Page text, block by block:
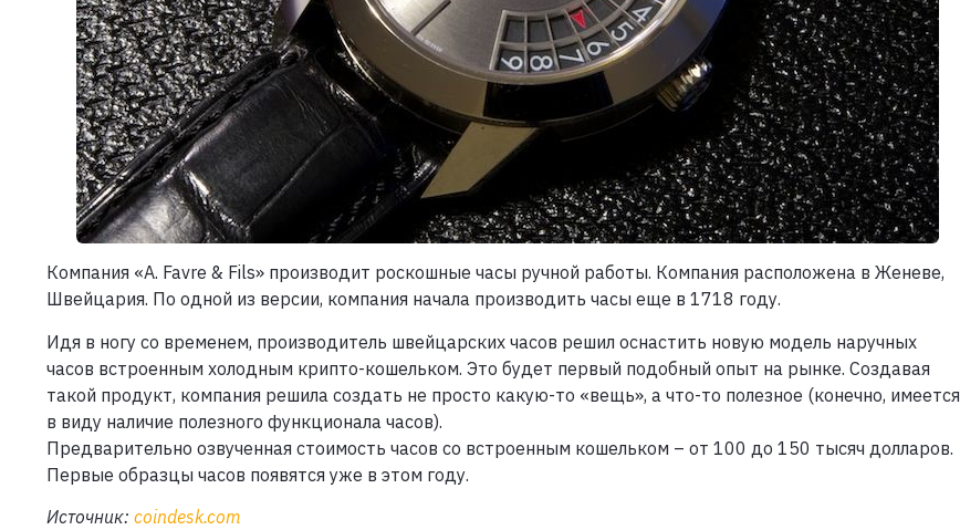
Компания «A. Favre & Fils» производит роскошные часы ручной работы. Компания расположена в Женеве,
Швейцария. По одной из версии, компания начала производить часы еще в 1718 году.
Идя в ногу со временем, производитель швейцарских часов решил оснастить новую модель наручных
часов встроенным холодным крипто-кошельком. Это будет первый подобный опыт на рынке. Создавая
такой продукт, компания решила создать не просто какую-то «вещь», а что-то полезное (конечно, имеется
в виду наличие полезного функционала часов).
Предварительно озвученная стоимость часов со встроенным кошельком – от 100 до 150 тысяч долларов.
Первые образцы часов появятся уже в этом году.
Источник: coindesk.com